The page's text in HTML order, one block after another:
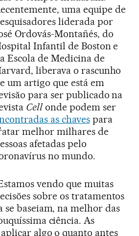
uma equipe de
liderada por
Ordovás-Montañés, do
Infantil de Boston e
Escola de Medicina de
liberava o rascunho
um artigo que está em
para ser publicado na
Cellonde podem ser
as chavespara
melhor milhares de
afetadas pelo
no mundo.
vendo que muitas
sobre os tratamentos
se baseiam, na melhor das
ciência. As
algo o quanto antes